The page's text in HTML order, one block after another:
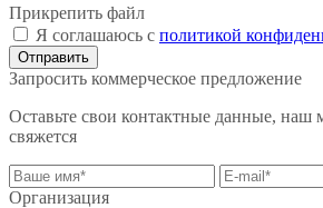
Прикрепить файл
Я соглашаюсь с политикой
Отправить
Запросить коммерческое предложение
Оставьте свои контактные данные, наш
свяжется
Организация